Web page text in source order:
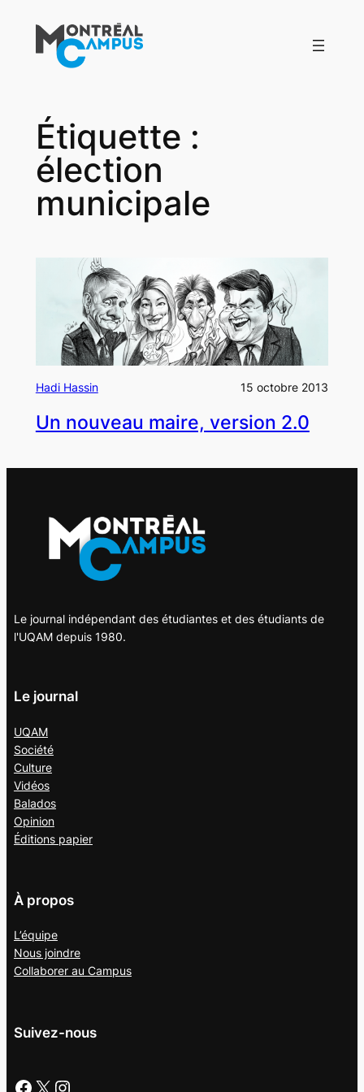
contenu
Étiquette :
élection
municipale
Hadi Hassin 15 octobre 2013
Un nouveau maire, version 2.0
Le journal indépendant des étudiantes et des étudiants de
l'UQAM depuis 1980.
Le journal
UQAM
Société
Culture
Vidéos
Balados
Opinion
Éditions papier
À propos
L’équipe
Nous joindre
Collaborer au Campus
Suivez-nous
Facebook X Instagram